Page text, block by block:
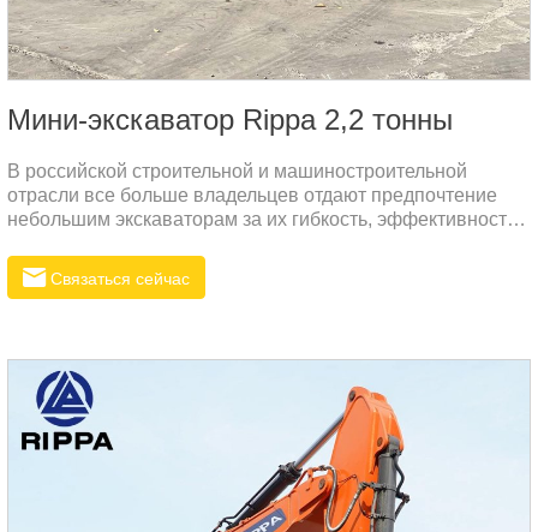
Мини-экскаватор Rippa 2,2 тонны
В российской строительной и машиностроительной
отрасли все больше владельцев отдают предпочтение
небольшим экскаваторам за их гибкость, эффективность
Связаться сейчас